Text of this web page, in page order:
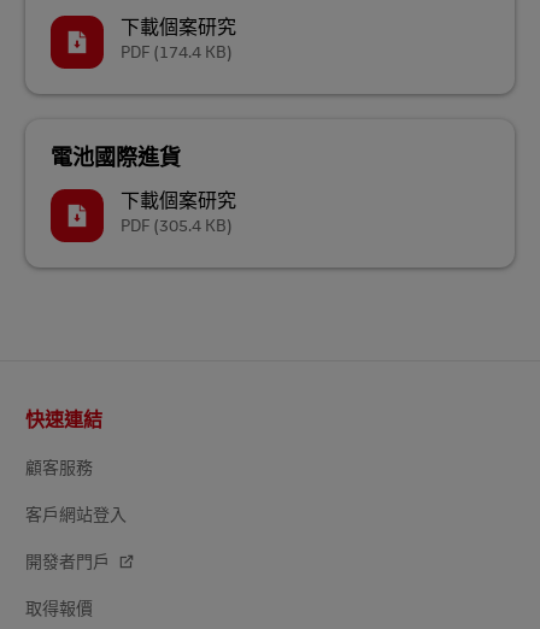
下載個案研究
PDF (174.4 KB)
電池國際進貨
下載個案研究
PDF (305.4 KB)
頁
尾
快速連結
顧客服務
客戶網站登入
開發者門戶
取得報價